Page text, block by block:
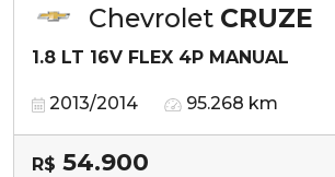
Chevrolet CRUZE
1.8 LT 16V FLEX 4P MANUAL
2013/2014 95.268 km
R$ 54.900